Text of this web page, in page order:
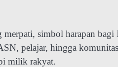
simbol harapan
pelajar, hingga
milik rakyat.